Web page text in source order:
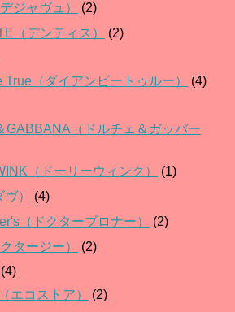
ジャヴュ）
(2)
（デンティス）
(2)
True（ダイアンビートゥルー）
(4)
GABBANA（ドルチェ＆ガッバー
（ドーリーウィンク）
(1)
）
(4)
（ドクターブロナー）
(2)
タージー）
(2)
(4)
エコストア）
(2)